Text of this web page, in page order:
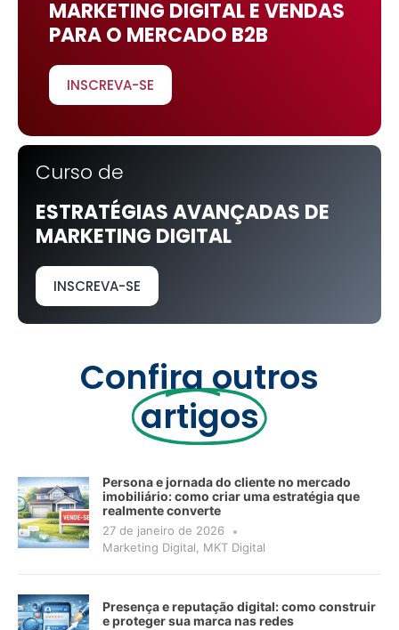
MARKETING DIGITAL E VENDAS
PARA O MERCADO B2B
INSCREVA-SE
Curso de
ESTRATÉGIAS AVANÇADAS DE
MARKETING DIGITAL
INSCREVA-SE
Confira outros
artigos
Persona e jornada do cliente no mercado
imobiliário: como criar uma estratégia que
realmente converte
27 de janeiro de 2026
Marketing Digital, MKT Digital
Presença e reputação digital: como construir
e proteger sua marca nas redes